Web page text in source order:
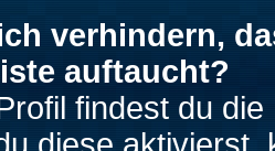
verhindern,
auftaucht?
findest du